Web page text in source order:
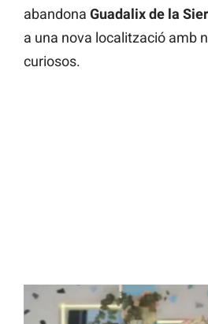
abandona Guadalix de la
a una nova localització amb
curiosos.